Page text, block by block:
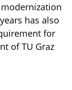
has also
for
of TU Graz